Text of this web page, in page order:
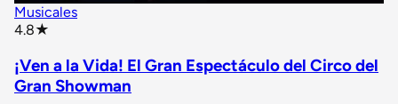
Musicales
4.8★
¡Ven a la Vida! El Gran Espectáculo del Circo del
Gran Showman